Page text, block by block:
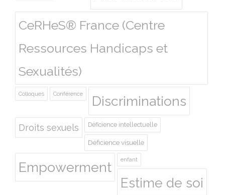
CeRHeS® France (Centre
Ressources Handicaps et
Sexualités)
Colloques Conférence Discriminations
Droits sexuels Déficience intellectuelle
Déficience visuelle
Empowerment enfant
Estime de soi